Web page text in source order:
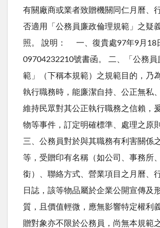
有關廠商或業者致贈機關同仁月曆、
否適用「公務員廉政倫理規範」之疑
照。 說明： 一、復貴處97年9月18
09704232210號書函。 二、「公務員
範」（下稱本規範）之規範目的，乃
執行職務時，能廉潔自持、公正無私
維持民眾對其公正執行職務之信賴，
物等事件，訂定明確標準、處理之原
三、公務員對於與其職務有利害關係
等，受贈印有名稱（如公司、事務所
銜）、聯絡方式、營業項目之月曆、
日誌，該等物品屬於企業公開宣傳及
質，且價值輕微，應無影響特定權利
贈對象亦不限於公務員，尚無本規範